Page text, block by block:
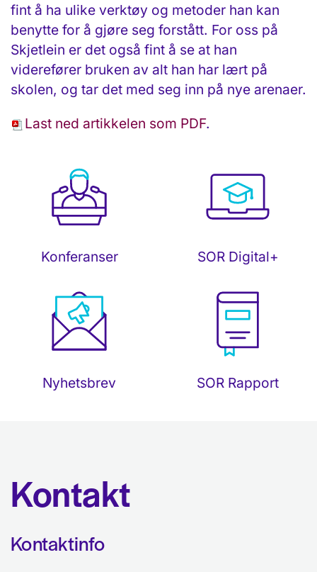
fint å ha ulike verktøy og metoder han kan
benytte for å gjøre seg forstått. For oss på
Skjetlein er det også fint å se at han
viderefører bruken av alt han har lært på
skolen, og tar det med seg inn på nye arenaer.
Last ned artikkelen som PDF.
Konferanser SOR Digital+
Nyhetsbrev SOR Rapport
Kontakt
Kontaktinfo